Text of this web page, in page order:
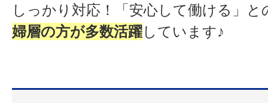
しっかり対応！「安心して働ける」と
婦層の方が多数活躍しています♪